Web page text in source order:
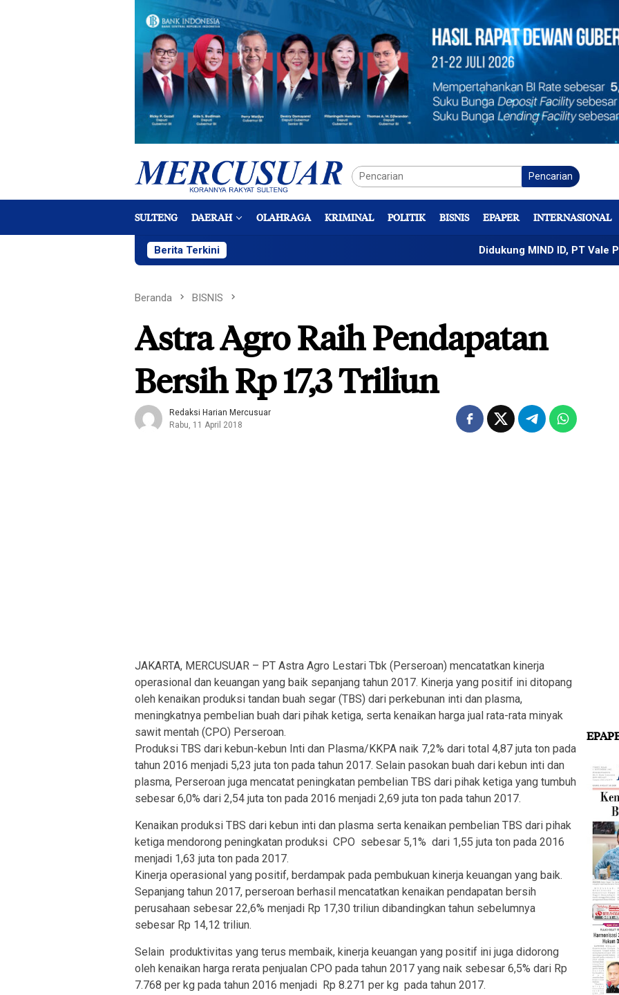
Pencarian
SULTENG DAERAH OLAHRAGA KRIMINAL POLITIK BISNIS EPAPER INTERNASIONAL
Berita Terkini Didukung MIND ID, PT Vale Percepat
Beranda BISNIS
Astra Agro Raih Pendapatan
Bersih Rp 17,3 Triliun
Redaksi Harian Mercusuar
Rabu, 11 April 2018
JAKARTA, MERCUSUAR – PT Astra Agro Lestari Tbk (Perseroan) mencatatkan kinerja
operasional dan keuangan yang baik sepanjang tahun 2017. Kinerja yang positif ini ditopang
oleh kenaikan produksi tandan buah segar (TBS) dari perkebunan inti dan plasma,
meningkatnya pembelian buah dari pihak ketiga, serta kenaikan harga jual rata-rata minyak
sawit mentah (CPO) Perseroan.
Produksi TBS dari kebun-kebun Inti dan Plasma/KKPA naik 7,2% dari total 4,87 juta ton pada
tahun 2016 menjadi 5,23 juta ton pada tahun 2017. Selain pasokan buah dari kebun inti dan
plasma, Perseroan juga mencatat peningkatan pembelian TBS dari pihak ketiga yang tumbuh
sebesar 6,0% dari 2,54 juta ton pada 2016 menjadi 2,69 juta ton pada tahun 2017.
Kenaikan produksi TBS dari kebun inti dan plasma serta kenaikan pembelian TBS dari pihak
ketiga mendorong peningkatan produksi CPO sebesar 5,1% dari 1,55 juta ton pada 2016
menjadi 1,63 juta ton pada 2017.
Kinerja operasional yang positif, berdampak pada pembukuan kinerja keuangan yang baik.
Sepanjang tahun 2017, perseroan berhasil mencatatkan kenaikan pendapatan bersih
perusahaan sebesar 22,6% menjadi Rp 17,30 triliun dibandingkan tahun sebelumnya
sebesar Rp 14,12 triliun.
Selain produktivitas yang terus membaik, kinerja keuangan yang positif ini juga didorong
oleh kenaikan harga rerata penjualan CPO pada tahun 2017 yang naik sebesar 6,5% dari Rp
7.768 per kg pada tahun 2016 menjadi Rp 8.271 per kg pada tahun 2017.